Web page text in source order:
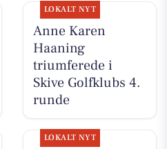
LOKALT NYT
Anne Karen
Haaning
triumferede i
Skive Golfklubs 4.
runde
LOKALT NYT